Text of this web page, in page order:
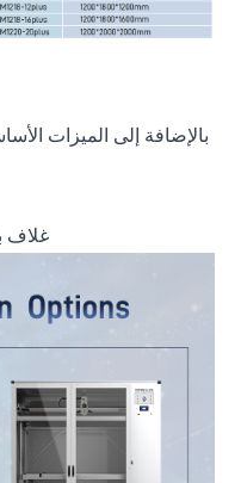
بالإضافة إلى الميزات
2. غلاف